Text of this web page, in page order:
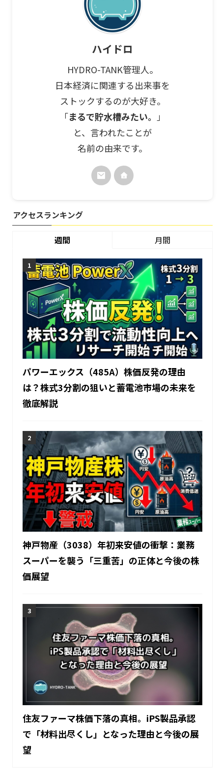
ハイドロ
HYDRO-TANK管理人。
日本経済に関連する出来事を
ストックするのが大好き。
「まるで貯水槽みたい。
」
と、言われたことが
名前の由来です。
アクセスランキング
週間 月間
パワーエックス（485A）株価反発の理由
は？株式3分割の狙いと蓄電池市場の未来を
徹底解説
神戸物産（3038）年初来安値の衝撃：業務
スーパーを襲う「三重苦」の正体と今後の株
価展望
住友ファーマ株価下落の真相。iPS製品承認
で「材料出尽くし」となった理由と今後の展
望